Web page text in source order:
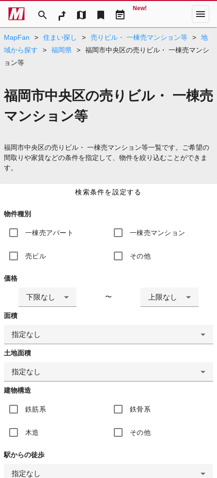
search map bookmark event_note
New! menu
MapFan > 住まい探し > 売りビル・ 一棟売マンション等 >
地
域から探す
> 福岡県 >
福岡市中央区の売りビル・ 一棟売マンシ
ョン等
福岡市中央区の売りビル・ 一棟売
マンション等
福岡市中央区の売りビル・ 一棟売マンション等一覧です。ご希望の
間取りや家賃などの条件を指定して、物件を絞り込むことができま
す。
検索条件を設定する
物件種別
一棟売アパート 一棟売マンション
売ビル その他
価格
下限なし 〜 上限なし
面積
指定なし
土地面積
指定なし
建物構造
鉄筋系 鉄骨系
木造 その他
駅からの徒歩
指定なし